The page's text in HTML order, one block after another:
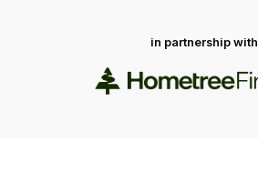
in partnership with